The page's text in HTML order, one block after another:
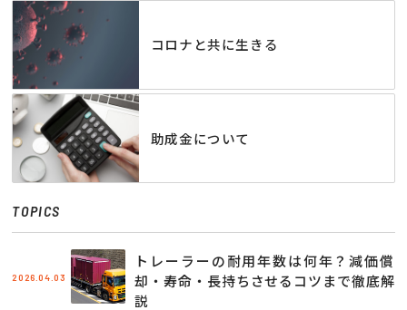
コロナと共に生きる
助成金について
TOPICS
2026.04.03
トレーラーの耐用年数は何年？減価償
却・寿命・長持ちさせるコツまで徹底解
説